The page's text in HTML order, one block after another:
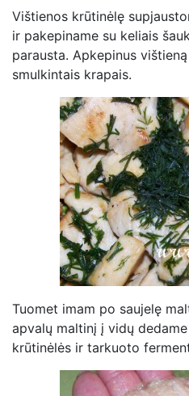
Vištienos krūtinėlę
ir pakepiname su keliais
parausta. Apkepinus
smulkintais krapais.
Tuomet imam po saujelę
apvalų maltinį į vidų
krūtinėlės ir tarkuoto